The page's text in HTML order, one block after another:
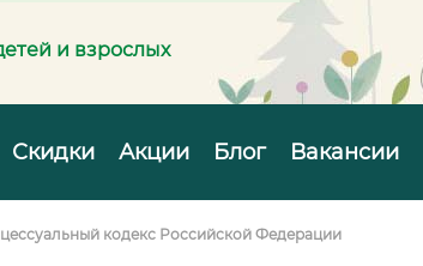
и взрослых
Скидки Акции Блог Вакансии
кодекс Российской Федерации